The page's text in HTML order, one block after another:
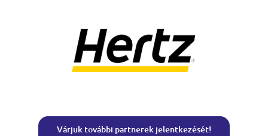
Várjuk további partnerek jelentkezését!